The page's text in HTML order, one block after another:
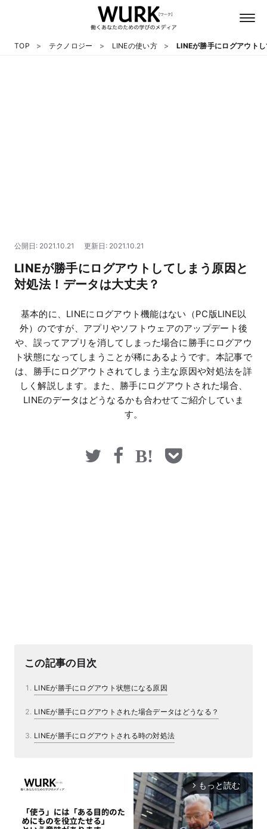
マネー
TOP テクノロジー LINEの使い方 LINEが勝手にログアウト
公開日: 2021.10.21 更新日: 2021.10.21
LINEが勝手にログアウトしてしまう原因と
対処法！データは大丈夫？
基本的に、LINEにログアウト機能はない（PC版LINE以
外）のですが、アプリやソフトウェアのアップデート後
や、誤ってアプリを消してしまった場合に勝手にログアウ
ト状態になってしまうことが稀にあるようです。本記事で
は、勝手にログアウトされてしまう主な原因や対処法を詳
しく解説します。また、勝手にログアウトされた場合、
LINEのデータはどうなるかも合わせてご紹介していま
す。
この記事の目次
LINEが勝手にログアウト状態になる原因
LINEが勝手にログアウトされた場合データはどうなる？
LINEが勝手にログアウトされる時の対処法
arrow_forward_ios もっと読む